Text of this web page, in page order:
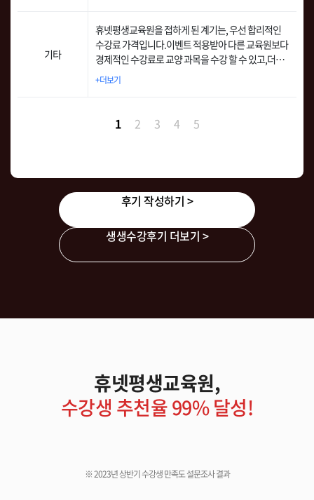
은행제로 휴넷평생교육원을 선택하게 되었습니다. 무
엇보다 휴넷이 제공하는 패키지 상품으로 고민 많이
안하고 바로 수월하게 선택하였네요.
기타
휴넷평생교육원을 접하게 된 계기는, 우선 합리적인
수강료 가격입니다.이벤트 적용받아 다른 교육원보다
경제적인 수강료로 교양 과목을 수강 할 수 있고,더불
어, 다른 학습자들의 긍정적인 후기를 접하게 되어 수
강 신청을 결심하였습니다.
+더보기
1 2 3 4 5
후기 작성하기 >
생생수강후기 더보기 >
휴넷평생교육원,
수강생 추천율 99% 달성!
※ 2023년 상반기 수강생 만족도 설문조사 결과